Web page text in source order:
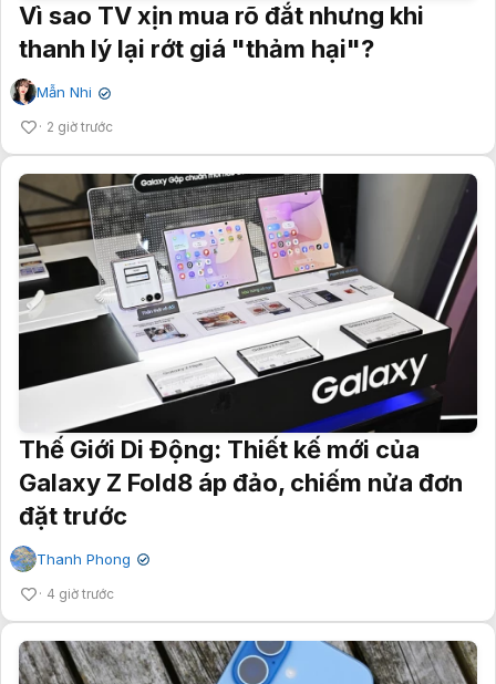
Vì sao TV xịn mua rõ đắt nhưng khi
thanh lý lại rớt giá "thảm hại"?
Mẫn Nhi ✔
2 giờ trước
Thế Giới Di Động: Thiết kế mới của
Galaxy Z Fold8 áp đảo, chiếm nửa đơn
đặt trước
Thanh Phong ✔
4 giờ trước